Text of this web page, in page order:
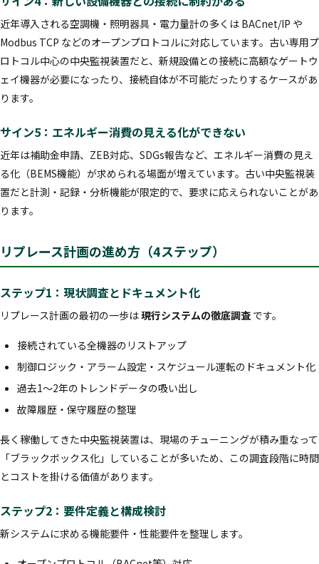
近年導入される空調機・照明器具・電力量計の多くは BACnet/IP や
Modbus TCP などのオープンプロトコルに対応しています。古い専用プ
ロトコル中心の中央監視装置だと、新規設備との接続に高額なゲートウ
ェイ機器が必要になったり、接続自体が不可能だったりするケースがあ
ります。
サイン5：エネルギー消費の見える化ができない
近年は補助金申請、ZEB対応、SDGs報告など、エネルギー消費の見え
る化（BEMS機能）が求められる場面が増えています。古い中央監視装
置だと計測・記録・分析機能が限定的で、要求に応えられないことがあ
ります。
リプレース計画の進め方（4ステップ）
ステップ1：現状調査とドキュメント化
リプレース計画の最初の一歩は現行システムの徹底調査 です。
接続されている全機器のリストアップ
制御ロジック・アラーム設定・スケジュール運転のドキュメント化
過去1〜2年のトレンドデータの吸い出し
故障履歴・保守履歴の整理
長く稼働してきた中央監視装置は、現場のチューニングが積み重なって
「ブラックボックス化」していることが多いため、この調査段階に時間
とコストを掛ける価値があります。
ステップ2：要件定義と構成検討
新システムに求める機能要件・性能要件を整理します。